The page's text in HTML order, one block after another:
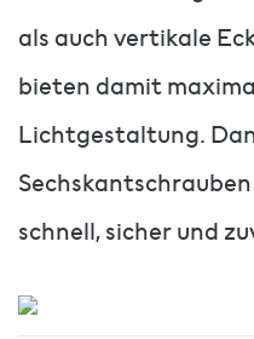
als auch vertikale
bieten damit
Lichtgestaltung.
schnell, sicher und